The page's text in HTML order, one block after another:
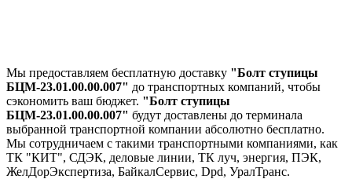
Мы предоставляем бесплатную доставку "Болт ступицы
БЦМ-23.01.00.00.007" до транспортных компаний, чтобы
сэкономить ваш бюджет. "Болт ступицы
БЦМ-23.01.00.00.007" будут доставлены до терминала
выбранной транспортной компании абсолютно бесплатно.
Мы сотрудничаем с такими транспортными компаниями, как
ТК "КИТ", СДЭК, деловые линии, ТК луч, энергия, ПЭК,
ЖелДорЭкспертиза, БайкалСервис, Dpd, УралТранс.